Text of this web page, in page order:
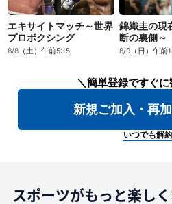
エキサイトマッチ～世界
プロボクシング
8/8（土）午前5:15
錦織圭の現
断の裏側～
8/9（日）午前
＼簡単登録ですぐ
新規ご加入・再
いつでも解
スポーツがもっと楽しく